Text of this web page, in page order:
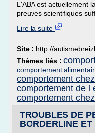
L'ABA est actuellement
preuves scientifiques
Lire la suite
Site : http://
Thèmes liés :
comportement
comportement
comportement de l
comportement
TROUBLES DE
BORDERLINE